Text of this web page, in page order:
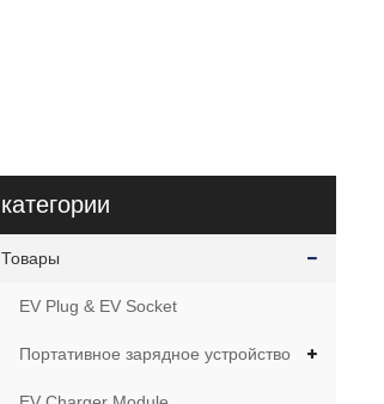
категории
Товары
EV Plug & EV Socket
Портативное зарядное устройство